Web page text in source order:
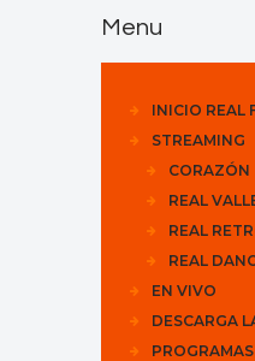
Menu
INICIO REAL
STREAMING
CORAZÓN
REAL
REAL
REAL
EN VIVO
DESCARGA
PROGRAMAS